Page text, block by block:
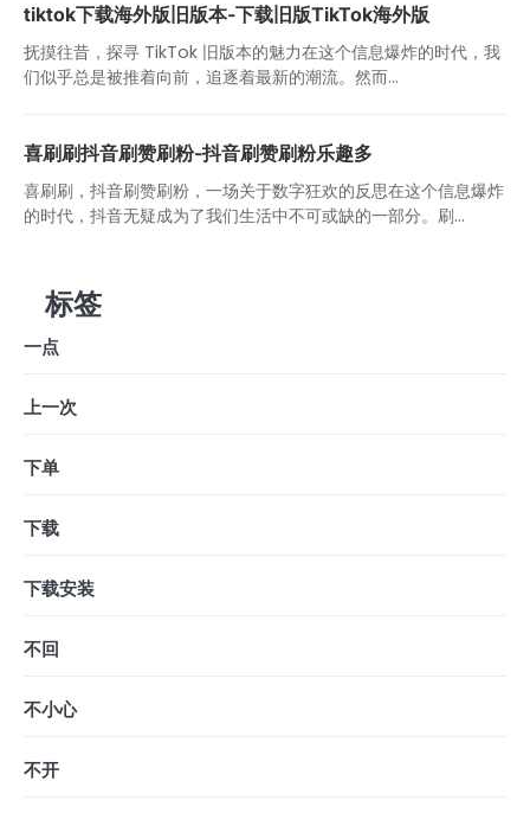
tiktok下载海外版旧版本-下载旧版TikTok海外版
抚摸往昔，探寻 TikTok 旧版本的魅力在这个信息爆炸的时代，我
们似乎总是被推着向前，追逐着最新的潮流。然而...
喜刷刷抖音刷赞刷粉-抖音刷赞刷粉乐趣多
喜刷刷，抖音刷赞刷粉，一场关于数字狂欢的反思在这个信息爆炸
的时代，抖音无疑成为了我们生活中不可或缺的一部分。刷...
标签
一点
上一次
下单
下载
下载安装
不回
不小心
不开